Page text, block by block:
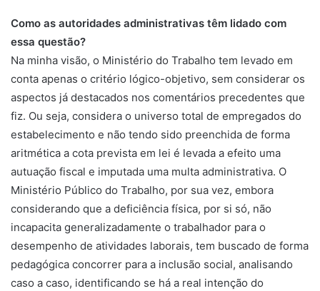
Como as autoridades administrativas têm lidado com
essa questão?
Na minha visão, o Ministério do Trabalho tem levado em
conta apenas o critério lógico-objetivo, sem considerar os
aspectos já destacados nos comentários precedentes que
fiz. Ou seja, considera o universo total de empregados do
estabelecimento e não tendo sido preenchida de forma
aritmética a cota prevista em lei é levada a efeito uma
autuação fiscal e imputada uma multa administrativa. O
Ministério Público do Trabalho, por sua vez, embora
considerando que a deficiência física, por si só, não
incapacita generalizadamente o trabalhador para o
desempenho de atividades laborais, tem buscado de forma
pedagógica concorrer para a inclusão social, analisando
caso a caso, identificando se há a real intenção do